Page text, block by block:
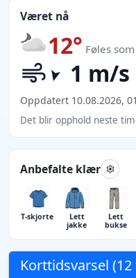
Været nå
12° Føles
1 m/s
Oppdatert 10.08.2026,
Det blir opphold neste
Anbefalte klær
T-skjorte
Lett
jakke
Lett
bukse
Korttidsvarsel